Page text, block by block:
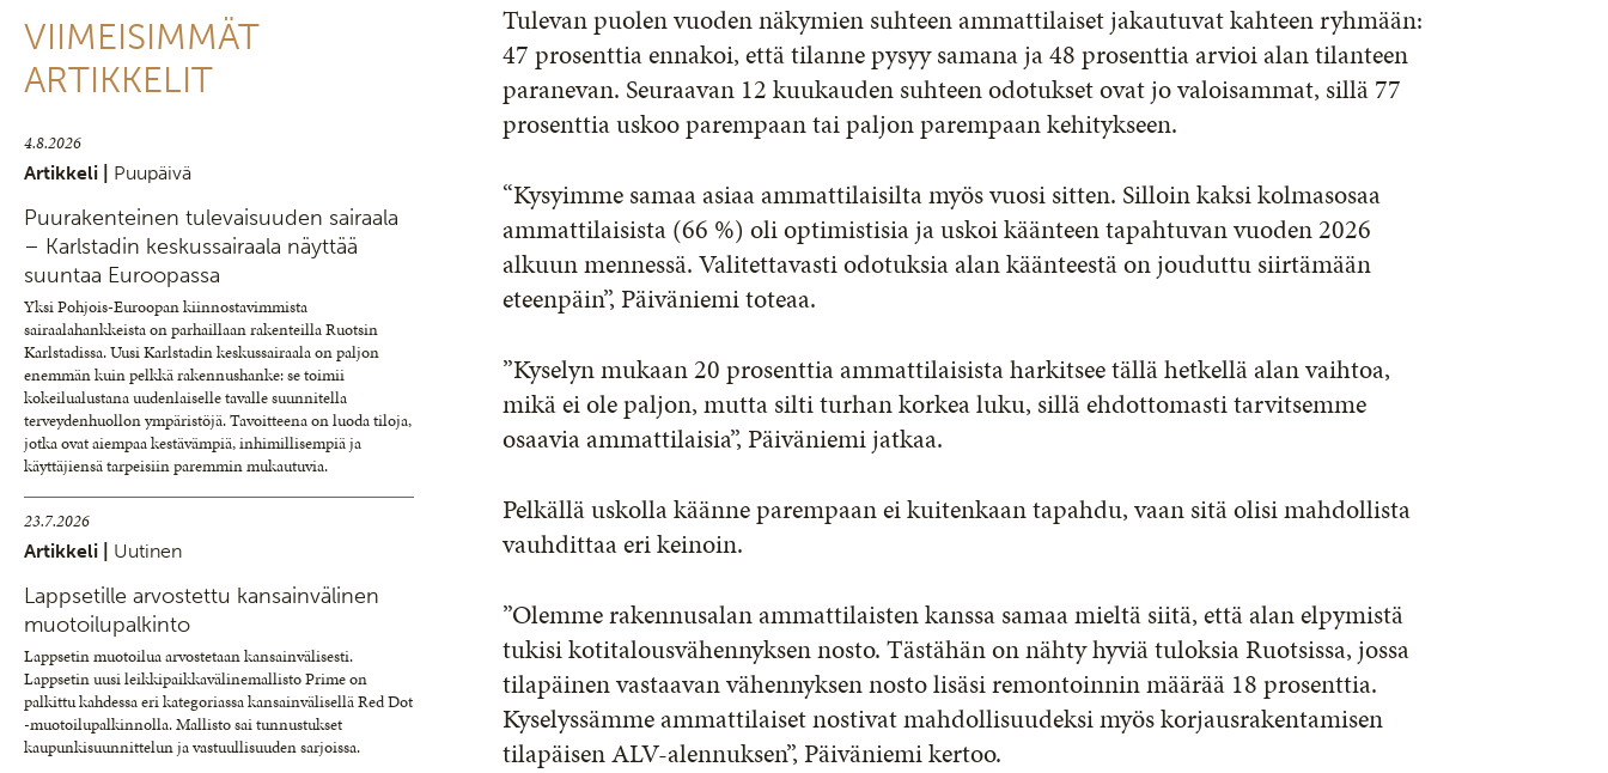
VIIMEISIMMÄT
ARTIKKELIT
4.8.2026
Artikkeli | Puupäivä
Puurakenteinen tulevaisuuden sairaala
– Karlstadin keskussairaala näyttää
suuntaa Euroopassa
Yksi Pohjois-Euroopan kiinnostavimmista
sairaalahankkeista on parhaillaan rakenteilla Ruotsin
Karlstadissa. Uusi Karlstadin keskussairaala on paljon
enemmän kuin pelkkä rakennushanke: se toimii
kokeilualustana uudenlaiselle tavalle suunnitella
terveydenhuollon ympäristöjä. Tavoitteena on luoda tiloja,
jotka ovat aiempaa kestävämpiä, inhimillisempiä ja
käyttäjiensä tarpeisiin paremmin mukautuvia.
23.7.2026
Artikkeli | Uutinen
Lappsetille arvostettu kansainvälinen
muotoilupalkinto
Lappsetin muotoilua arvostetaan kansainvälisesti.
Lappsetin uusi leikkipaikkavälinemallisto Prime on
palkittu kahdessa eri kategoriassa kansainvälisellä Red Dot
-muotoilupalkinnolla. Mallisto sai tunnustukset
kaupunkisuunnittelun ja vastuullisuuden sarjoissa.
Tulevan puolen vuoden näkymien suhteen ammattilaiset jakautuvat kahteen ryhmään:
47 prosenttia ennakoi, että tilanne pysyy samana ja 48 prosenttia arvioi alan tilanteen
paranevan. Seuraavan 12 kuukauden suhteen odotukset ovat jo valoisammat, sillä 77
prosenttia uskoo parempaan tai paljon parempaan kehitykseen.
“Kysyimme samaa asiaa ammattilaisilta myös vuosi sitten. Silloin kaksi kolmasosaa
ammattilaisista (66 %) oli optimistisia ja uskoi käänteen tapahtuvan vuoden 2026
alkuun mennessä. Valitettavasti odotuksia alan käänteestä on jouduttu siirtämään
eteenpäin”, Päiväniemi toteaa.
”Kyselyn mukaan 20 prosenttia ammattilaisista harkitsee tällä hetkellä alan vaihtoa,
mikä ei ole paljon, mutta silti turhan korkea luku, sillä ehdottomasti tarvitsemme
osaavia ammattilaisia”, Päiväniemi jatkaa.
Pelkällä uskolla käänne parempaan ei kuitenkaan tapahdu, vaan sitä olisi mahdollista
vauhdittaa eri keinoin.
”Olemme rakennusalan ammattilaisten kanssa samaa mieltä siitä, että alan elpymistä
tukisi kotitalousvähennyksen nosto. Tästähän on nähty hyviä tuloksia Ruotsissa, jossa
tilapäinen vastaavan vähennyksen nosto lisäsi remontoinnin määrää 18 prosenttia.
Kyselyssämme ammattilaiset nostivat mahdollisuudeksi myös korjausrakentamisen
tilapäisen ALV-alennuksen”, Päiväniemi kertoo.